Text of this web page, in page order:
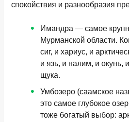
спокойствия и разнообразия
Имандра — самое
Мурманской области.
сиг, и хариус, и
и язь, и налим, и окунь,
щука.
Умбозеро (саамское
это самое глубокое
тоже богатый выбор: